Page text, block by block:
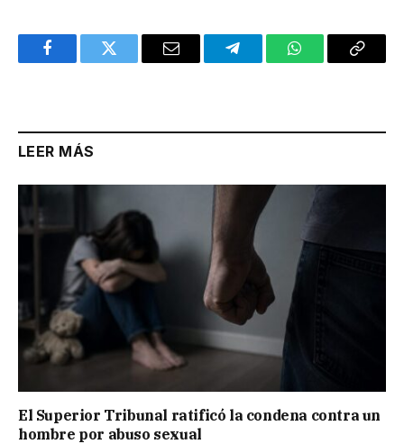
FacebookTwitter Email TelegramWhatsAppCopy
LEER MÁS
El Superior Tribunal ratificó la condena contra un
hombre por abuso sexual